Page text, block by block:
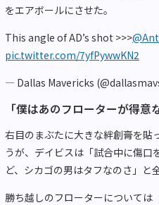
をエアボールにさせた。
This angle of AD’s shot >>>
pic.twitter.com/7yfPywwKN2
— Dallas Mavericks
「僕はあのフローターが得意
右目のまぶたに大きな絆創膏を貼
うが、デイビスは「試合中に傷
ど、シカゴの男はタフなのさ」と
勝ち越しのフローターについては